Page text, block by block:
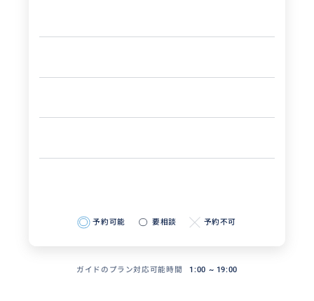
予約可能 要相談 予約不可
ガイドのプラン対応可能時間 1:00 ~ 19:00